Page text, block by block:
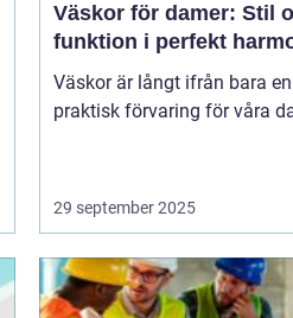
Väskor för damer: Stil
funktion i perfekt
Väskor är långt ifrån bara en
praktisk förvaring för våra
29 september 2025